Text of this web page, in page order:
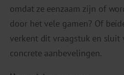
omdat ze eenzaam zijn of
door het vele gamen? Of
verkent dit vraagstuk en sluit
concrete aanbevelingen.